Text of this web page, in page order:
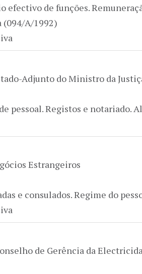
efectivo de funções.
A/1992)
Adjunto do Ministro da
pessoal. Registos e notariado.
Estrangeiros
e consulados. Regime do
de Gerência da